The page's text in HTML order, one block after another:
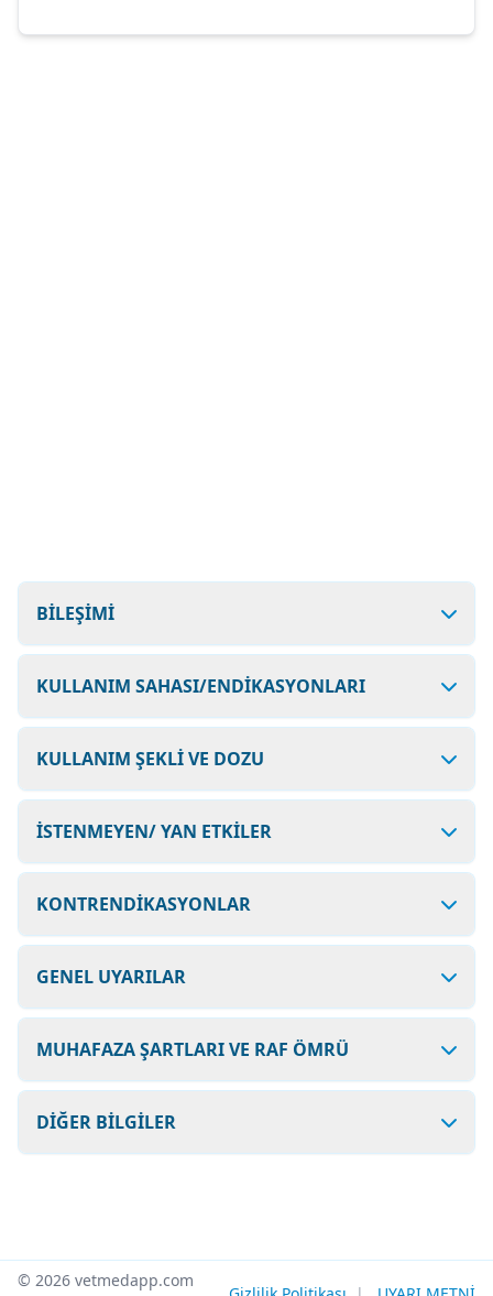
BİLEŞİMİ
KULLANIM SAHASI/ENDİKASYONLARI
KULLANIM ŞEKLİ VE DOZU
İSTENMEYEN/ YAN ETKİLER
KONTRENDİKASYONLAR
GENEL UYARILAR
MUHAFAZA ŞARTLARI VE RAF ÖMRÜ
DİĞER BİLGİLER
© 2026 vetmedapp.com